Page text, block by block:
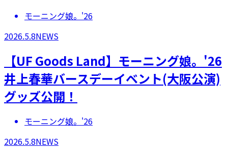
モーニング娘。'26
2026.5.8NEWS
【UF Goods Land】モーニング娘。'26
井上春華バースデーイベント(大阪公演)
グッズ公開！
モーニング娘。'26
2026.5.8NEWS